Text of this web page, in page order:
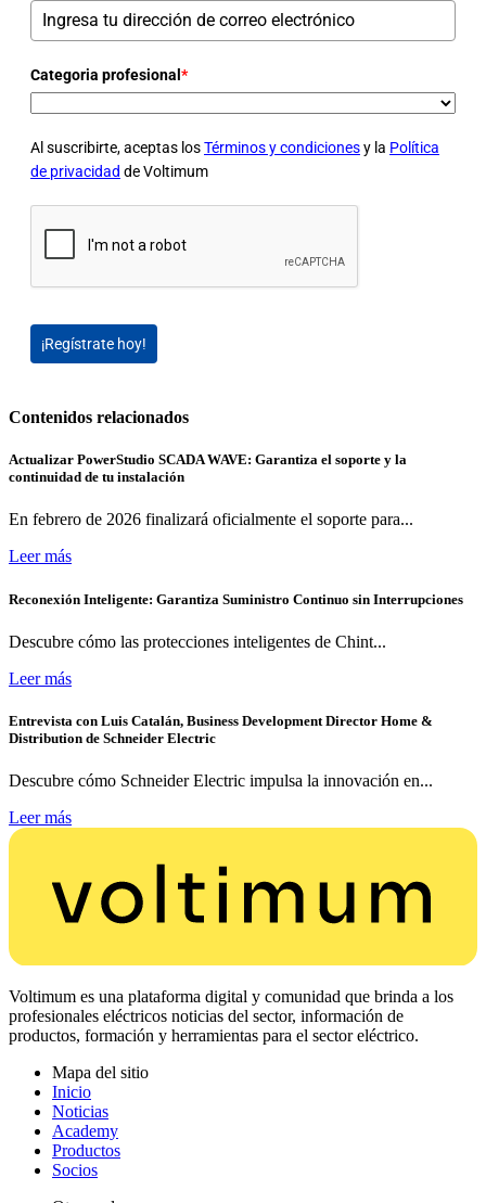
Categoria profesional *
Al suscribirte, aceptas losTérminos y condicionesy la Política
de privacidad de Voltimum
¡Regístrate hoy!
Contenidos relacionados
Actualizar PowerStudio SCADA WAVE: Garantiza el soporte y la
continuidad de tu instalación
En febrero de 2026 finalizará oficialmente el soporte para...
Leer más
Reconexión Inteligente: Garantiza Suministro Continuo sin Interrupciones
Descubre cómo las protecciones inteligentes de Chint...
Leer más
Entrevista con Luis Catalán, Business Development Director Home &
Distribution de Schneider Electric
Descubre cómo Schneider Electric impulsa la innovación en...
Leer más
Voltimum es una plataforma digital y comunidad que brinda a los
profesionales eléctricos noticias del sector, información de
productos, formación y herramientas para el sector eléctrico.
Mapa del sitio
Inicio
Noticias
Academy
Productos
Socios